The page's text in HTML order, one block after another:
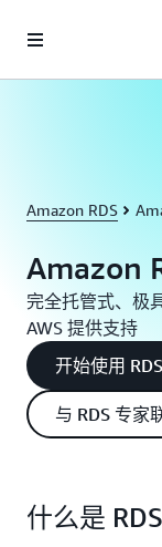
Amazon RDS
Amazon
完全托管式、极
AWS 提供支持
开始使用
与 RDS 专家
什么是